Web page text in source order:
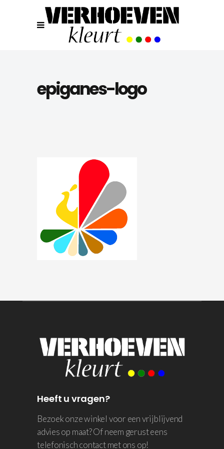
epiganes-logo
Heeft u vragen?
Bezoek onze winkel voor een vrijblijvend
advies op maat? Of neem gerust eens
telefonisch contact met ons op!